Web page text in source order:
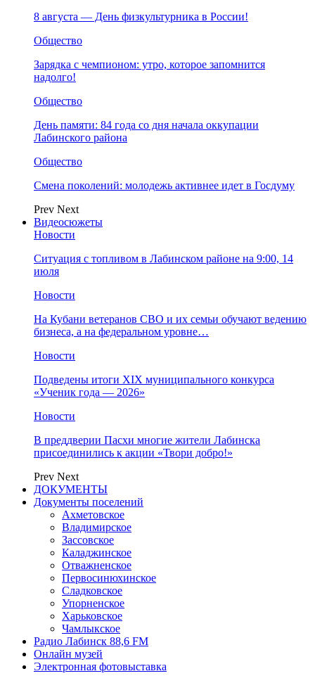
8 августа — День физкультурника в России!
Общество
Зарядка с чемпионом: утро, которое запомнится
надолго!
Общество
День памяти: 84 года со дня начала оккупации
Лабинского района
Общество
Смена поколений: молодежь активнее идет в Госдуму
Prev Next
Видеосюжеты
Новости
Ситуация с топливом в Лабинском районе на 9:00, 14
июля
Новости
На Кубани ветеранов СВО и их семьи обучают ведению
бизнеса, а на федеральном уровне…
Новости
Подведены итоги XIX муниципального конкурса
«Ученик года — 2026»
Новости
В преддверии Пасхи многие жители Лабинска
присоединились к акции «Твори добро!»
Prev Next
ДОКУМЕНТЫ
Документы поселений
Ахметовское
Владимирское
Зассовское
Каладжинское
Отважненское
Первосинюхинское
Сладковское
Упорненское
Харьковское
Чамлыкское
Радио Лабинск 88,6 FM
Онлайн музей
Электронная фотовыставка